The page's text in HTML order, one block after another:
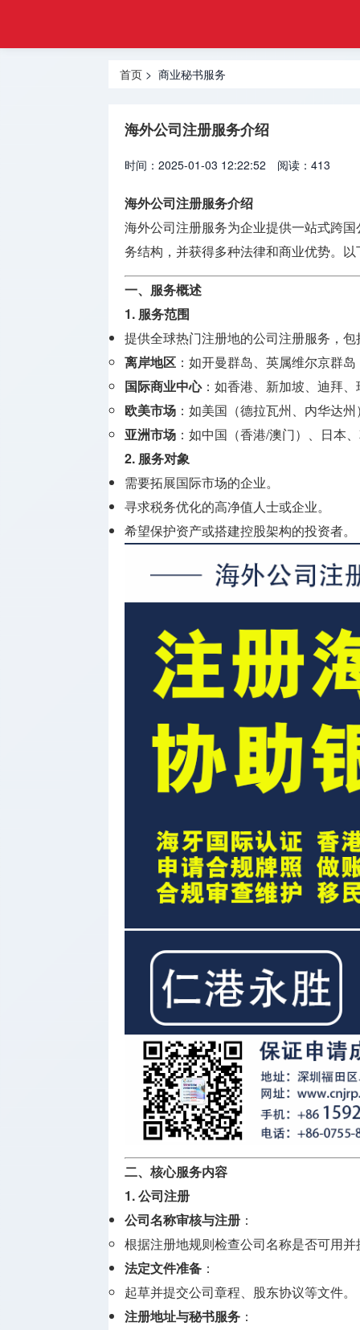
金融
牌照牌照
牌照
合规牌照
银行牌照
申请
资产管理
牌照
加密货币
牌照
支付兑换
监管机构
介绍
首页 > 商业秘书服务
海外公司注册服务介绍
时间：2025-01-03 12:22:52 阅读：413
海外公司注册服务介绍
海外公司注册服务为企业提供一站式跨
务结构，并获得多种法律和商业优势。
一、服务概述
1. 服务范围
提供全球热门注册地的公司注册服务，包
离岸地区 ：如开曼群岛、英属维尔京群
国际商业中心：如香港、新加坡、迪拜、
欧美市场 ：如美国（德拉瓦州、内华达
亚洲市场 ：如中国（香港/澳门）、日本
2. 服务对象
需要拓展国际市场的企业。
寻求税务优化的高净值人士或企业。
希望保护资产或搭建控股架构的投资者。
二、核心服务内容
1.公司注册
公司名称审核与注册 ：
根据注册地规则检查公司名称是否可用
法定文件准备 ：
起草并提交公司章程、股东协议等文件。
注册地址与秘书服务 ：